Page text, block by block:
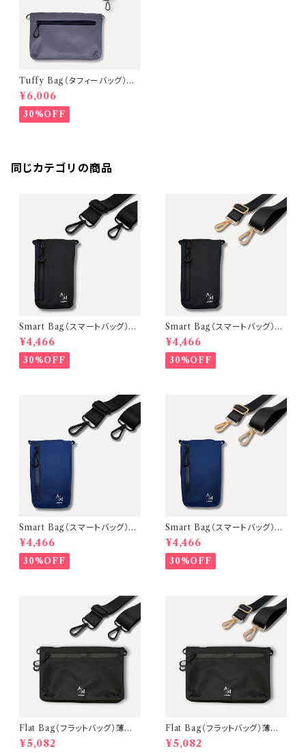
Tuffy Bag（タフィーバッグ）ミ
ニショルダーバッグ【D.Gray（金
具：Black ／ ストラップ：Blac
k）】 〈A Mastery Tripシリー
ズ〉
¥6,006
30%OFF
同じカテゴリの商品
Smart Bag（スマートバッグ）2
WAYスマホボディバッグ【本体：
Black 金具：Black】
¥4,466
30%OFF
Smart Bag（スマートバッグ）2
WAYスマホボディバッグ【本体：
Black 金具：Gold】
¥4,466
30%OFF
Smart Bag（スマートバッグ）2
WAYスマホボディバッグ【本体：
Navy 金具：Black】
¥4,466
30%OFF
Smart Bag（スマートバッグ）2
WAYスマホボディバッグ【本体：
Navy 金具：Gold】
¥4,466
30%OFF
Flat Bag（フラットバッグ）薄型ミ
ニショルダーバッグ【本体：Blac
k 金具：Black】
¥5,082
Flat Bag（フラットバッグ）薄型ミ
ニショルダーバッグ【本体：Blac
k 金具：Gold】
¥5,082